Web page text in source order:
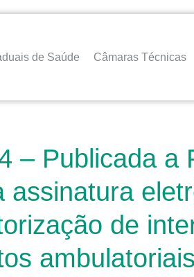
de Saúde Câmaras Técnicas
– Publicada a
de